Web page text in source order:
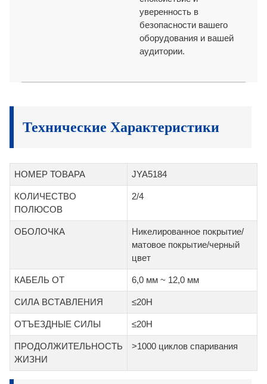
уверенность в
безопасности вашего
оборудования и вашей
аудитории.
Технические Характеристики
НОМЕР ТОВАРА JYA5184
КОЛИЧЕСТВО
ПОЛЮСОВ
2/4
ОБОЛОЧКА
Никелированное покрытие/
матовое покрытие/черный
цвет
КАБЕЛЬ ОТ 6,0 мм ~ 12,0 мм
СИЛА ВСТАВЛЕНИЯ ≤20Н
ОТЪЕЗДНЫЕ СИЛЫ ≤20Н
ПРОДОЛЖИТЕЛЬНОСТЬ
ЖИЗНИ
>1000 циклов спаривания